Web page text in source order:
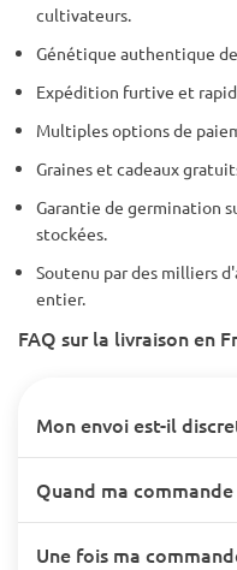
cultivateurs.
Génétique authentique
Expédition furtive et
Multiples options de
Graines et cadeaux
Garantie de germination
stockées.
Soutenu par des milliers
entier.
FAQ sur la livraison en
Mon envoi est-il
Quand ma
Une fois ma